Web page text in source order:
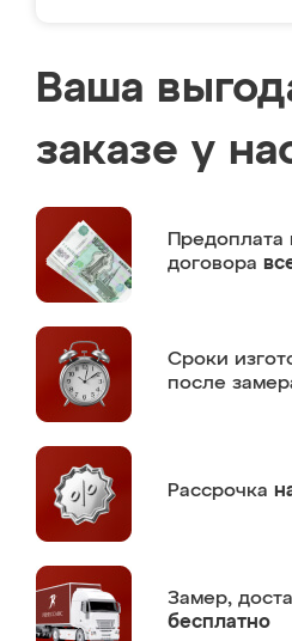
Ваша
заказе у
Предоплата
договора
Сроки
после
Рассрочка
Замер,
бесплатно